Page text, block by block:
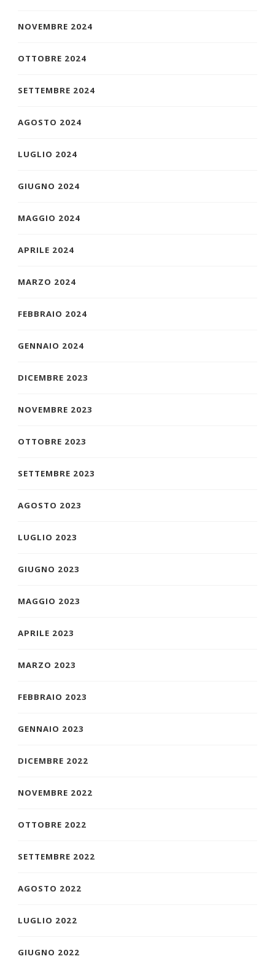
NOVEMBRE 2024
OTTOBRE 2024
SETTEMBRE 2024
AGOSTO 2024
LUGLIO 2024
GIUGNO 2024
MAGGIO 2024
APRILE 2024
MARZO 2024
FEBBRAIO 2024
GENNAIO 2024
DICEMBRE 2023
NOVEMBRE 2023
OTTOBRE 2023
SETTEMBRE 2023
AGOSTO 2023
LUGLIO 2023
GIUGNO 2023
MAGGIO 2023
APRILE 2023
MARZO 2023
FEBBRAIO 2023
GENNAIO 2023
DICEMBRE 2022
NOVEMBRE 2022
OTTOBRE 2022
SETTEMBRE 2022
AGOSTO 2022
LUGLIO 2022
GIUGNO 2022